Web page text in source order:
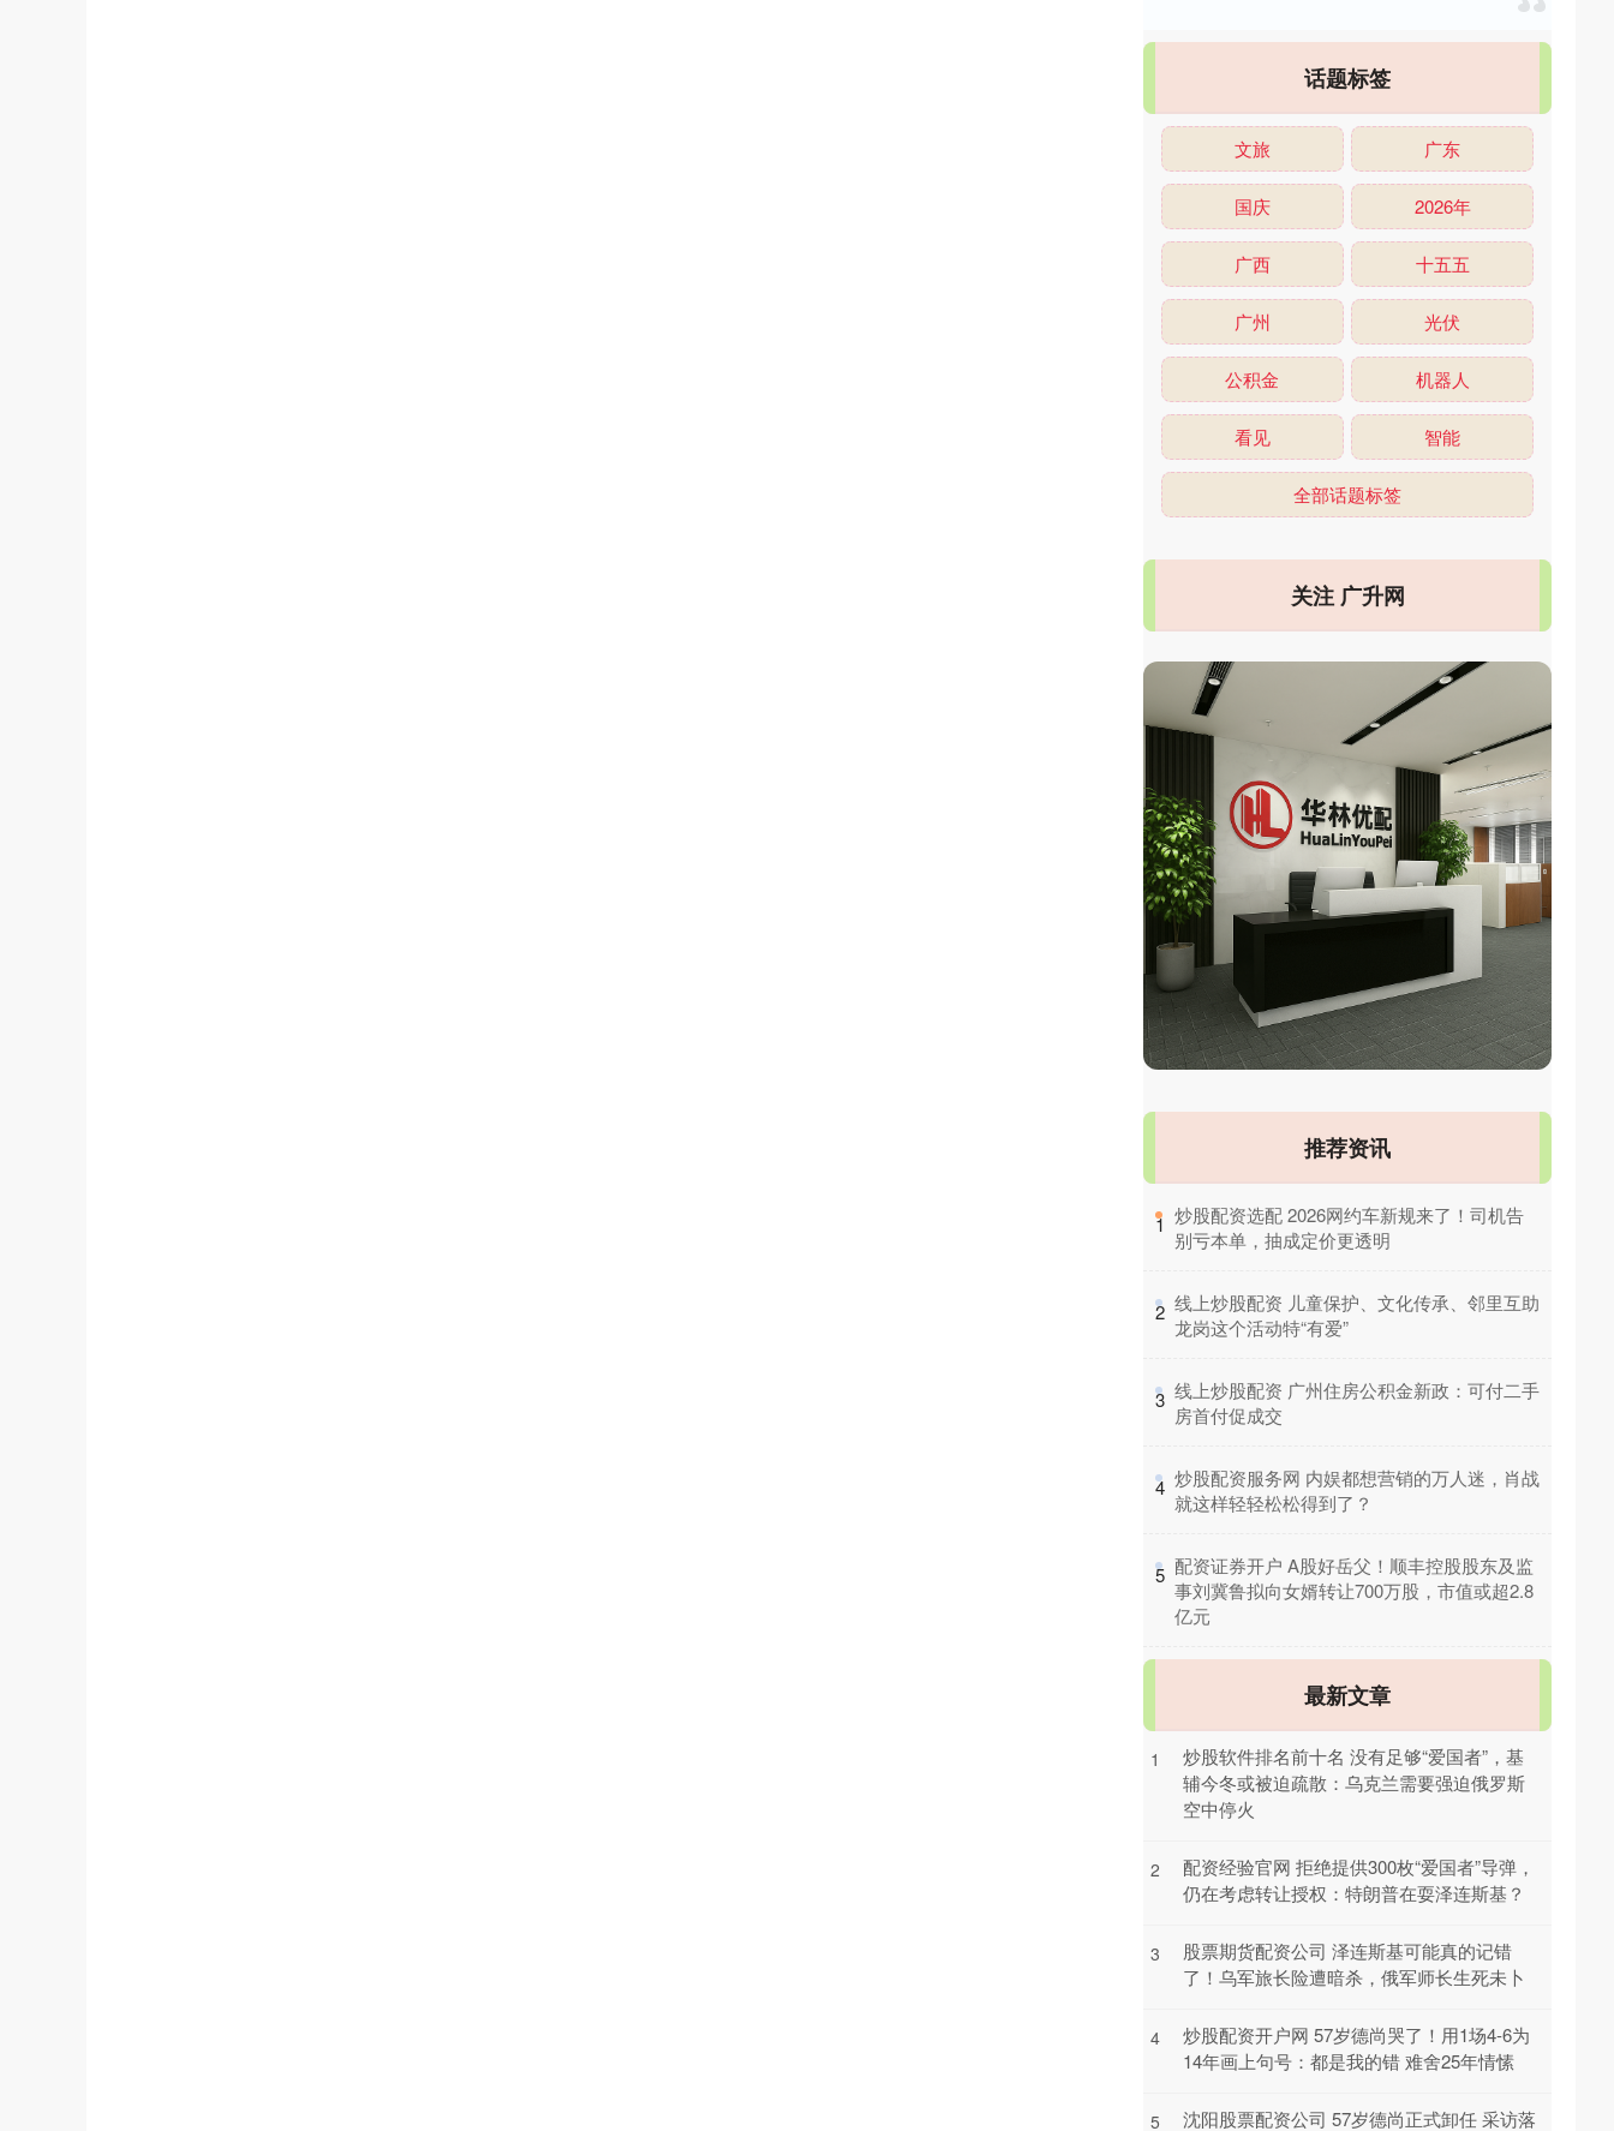
话题标签
文旅 广东
国庆 2026年
广西 十五五
广州 光伏
公积金 机器人
看见 智能
全部话题标签
关注 广升网
推荐资讯
1 ​炒股配资选配 2026网约车新规来了！司机告
别亏本单，抽成定价更透明
2 ​线上炒股配资 儿童保护、文化传承、邻里互助
龙岗这个活动特“有爱”
3 ​线上炒股配资 广州住房公积金新政：可付二手
房首付促成交
4 ​炒股配资服务网 内娱都想营销的万人迷，肖战
就这样轻轻松松得到了？
5 ​配资证券开户 A股好岳父！顺丰控股股东及监
事刘冀鲁拟向女婿转让700万股，市值或超2.8
亿元
最新文章
1
炒股软件排名前十名 没有足够“爱国者”，基
辅今冬或被迫疏散：乌克兰需要强迫俄罗斯
空中停火
2
配资经验官网 拒绝提供300枚“爱国者”导弹，
仍在考虑转让授权：特朗普在耍泽连斯基？
3
股票期货配资公司 泽连斯基可能真的记错
了！乌军旅长险遭暗杀，俄军师长生死未卜
4
炒股配资开户网 57岁德尚哭了！用1场4-6为
14年画上句号：都是我的错 难舍25年情愫
5 沈阳股票配资公司 57岁德尚正式卸任 采访落